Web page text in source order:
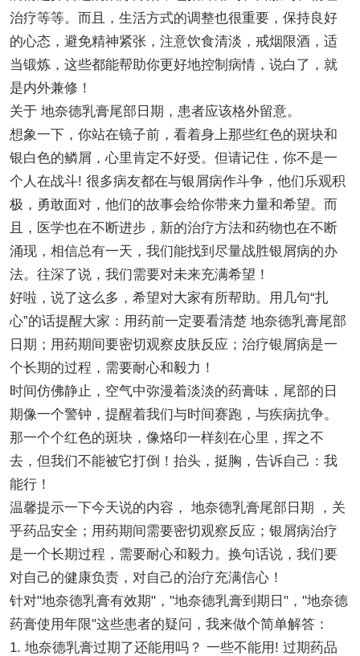
治疗等等。而且，生活方式的调整也很重要，保持良好
的心态，避免精神紧张，注意饮食清淡，戒烟限酒，适
当锻炼，这些都能帮助你更好地控制病情，说白了，就
是内外兼修！
关于 地奈德乳膏尾部日期，患者应该格外留意。
想象一下，你站在镜子前，看着身上那些红色的斑块和
银白色的鳞屑，心里肯定不好受。但请记住，你不是一
个人在战斗! 很多病友都在与银屑病作斗争，他们乐观积
极，勇敢面对，他们的故事会给你带来力量和希望。而
且，医学也在不断进步，新的治疗方法和药物也在不断
涌现，相信总有一天，我们能找到尽量战胜银屑病的办
法。往深了说，我们需要对未来充满希望！
好啦，说了这么多，希望对大家有所帮助。用几句“扎
心”的话提醒大家：用药前一定要看清楚 地奈德乳膏尾部
日期；用药期间要密切观察皮肤反应；治疗银屑病是一
个长期的过程，需要耐心和毅力！
时间仿佛静止，空气中弥漫着淡淡的药膏味，尾部的日
期像一个警钟，提醒着我们与时间赛跑，与疾病抗争。
那一个个红色的斑块，像烙印一样刻在心里，挥之不
去，但我们不能被它打倒！抬头，挺胸，告诉自己：我
能行！
温馨提示一下今天说的内容， 地奈德乳膏尾部日期 ，关
乎药品安全；用药期间需要密切观察反应；银屑病治疗
是一个长期过程，需要耐心和毅力。换句话说，我们要
对自己的健康负责，对自己的治疗充满信心！
针对"地奈德乳膏有效期"，"地奈德乳膏到期日"，"地奈德
药膏使用年限"这些患者的疑问，我来做个简单解答：
1. 地奈德乳膏过期了还能用吗？ 一些不能用! 过期药品